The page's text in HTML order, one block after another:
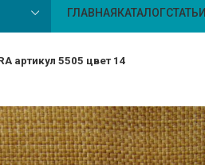
ГЛАВНАЯ КАТАЛОГСТАТЬИ
артикул 5505 цвет 14